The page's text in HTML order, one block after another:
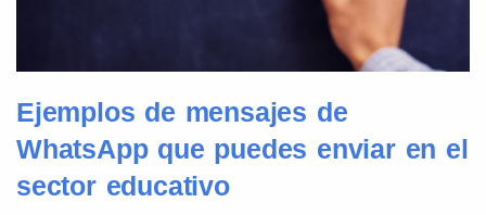
Ejemplos de mensajes de
WhatsApp que puedes enviar en el
sector educativo